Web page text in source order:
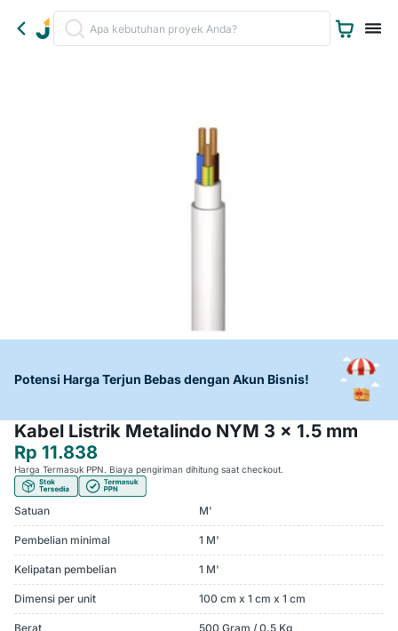
Potensi Harga Terjun Bebas dengan Akun Bisnis!
Kabel Listrik Metalindo NYM 3 x 1.5 mm
Rp 11.838
Harga Termasuk PPN. Biaya pengiriman dihitung saat checkout.
Satuan M'
Pembelian minimal 1 M'
Kelipatan pembelian 1 M'
Dimensi per unit 100 cm x 1 cm x 1 cm
Berat 500 Gram / 0,5 Kg